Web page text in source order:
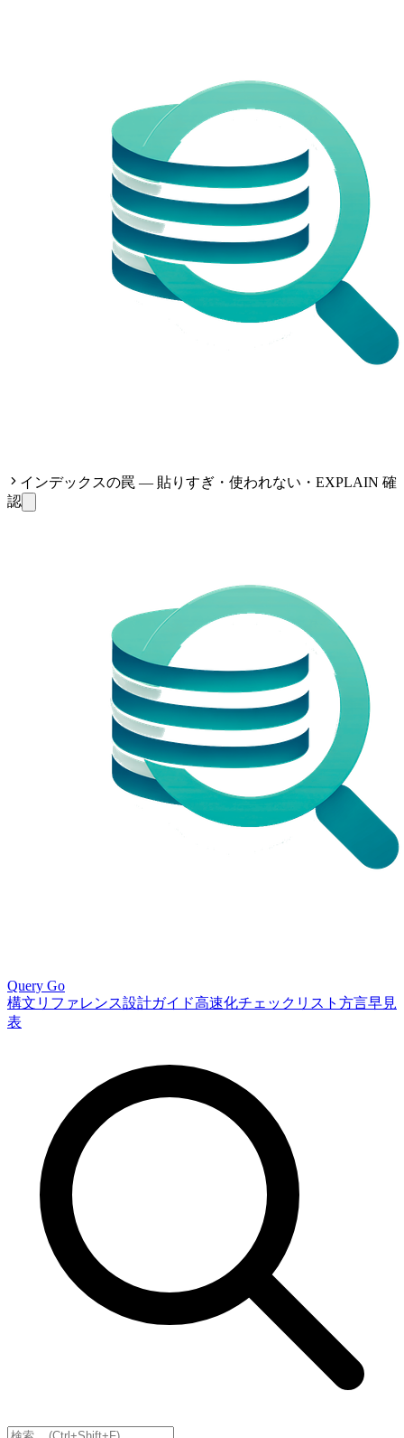
インデックスの罠 — 貼りすぎ・使われない・EXPLAIN 確
認
Query Go
構文リファレンス設計ガイド高速化チェックリスト 方言早見
表